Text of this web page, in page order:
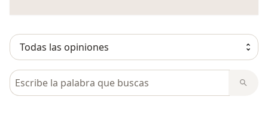
Busca en opiniones